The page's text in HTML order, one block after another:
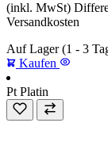
(inkl. MwSt)
Versandkosten
Auf Lager (1 - 3
Kaufen
Pt Platin